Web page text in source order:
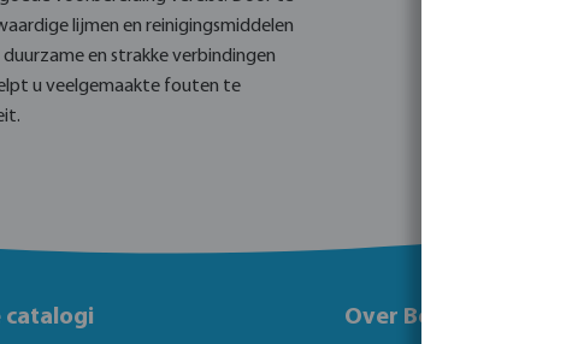
lijmen en reinigingsmiddelen
en strakke verbindingen
u veelgemaakte fouten te
catalogi Over Bosta